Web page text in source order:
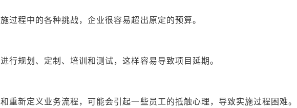
过程中的各种挑战，企业很容易超出原定的预算。
行规划、定制、培训和测试，这样容易导致项目延期。
重新定义业务流程，可能会引起一些员工的抵触心理，导致实施过程困难。